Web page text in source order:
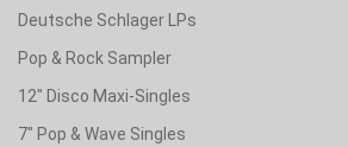
Deutsche Schlager LPs
Pop & Rock Sampler
12" Disco Maxi-Singles
7" Pop & Wave Singles